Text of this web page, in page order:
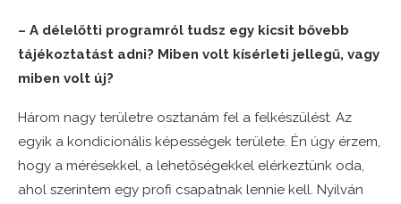
– A délelőtti programról tudsz egy kicsit bővebb
tájékoztatást adni? Miben volt kísérleti jellegű, vagy
miben volt új?
Három nagy területre osztanám fel a felkészülést. Az
egyik a kondicionális képességek területe. Én úgy érzem,
hogy a mérésekkel, a lehetőségekkel elérkeztünk oda,
ahol szerintem egy profi csapatnak lennie kell. Nyilván